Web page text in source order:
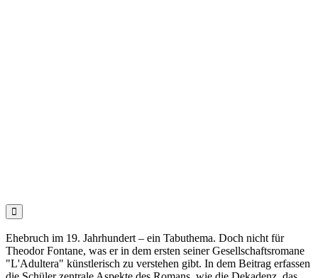

Ehebruch im 19. Jahrhundert – ein Tabuthema. Doch nicht für
Theodor Fontane, was er in dem ersten seiner Gesellschaftsromane
"L'Adultera" künstlerisch zu verstehen gibt. In dem Beitrag erfassen